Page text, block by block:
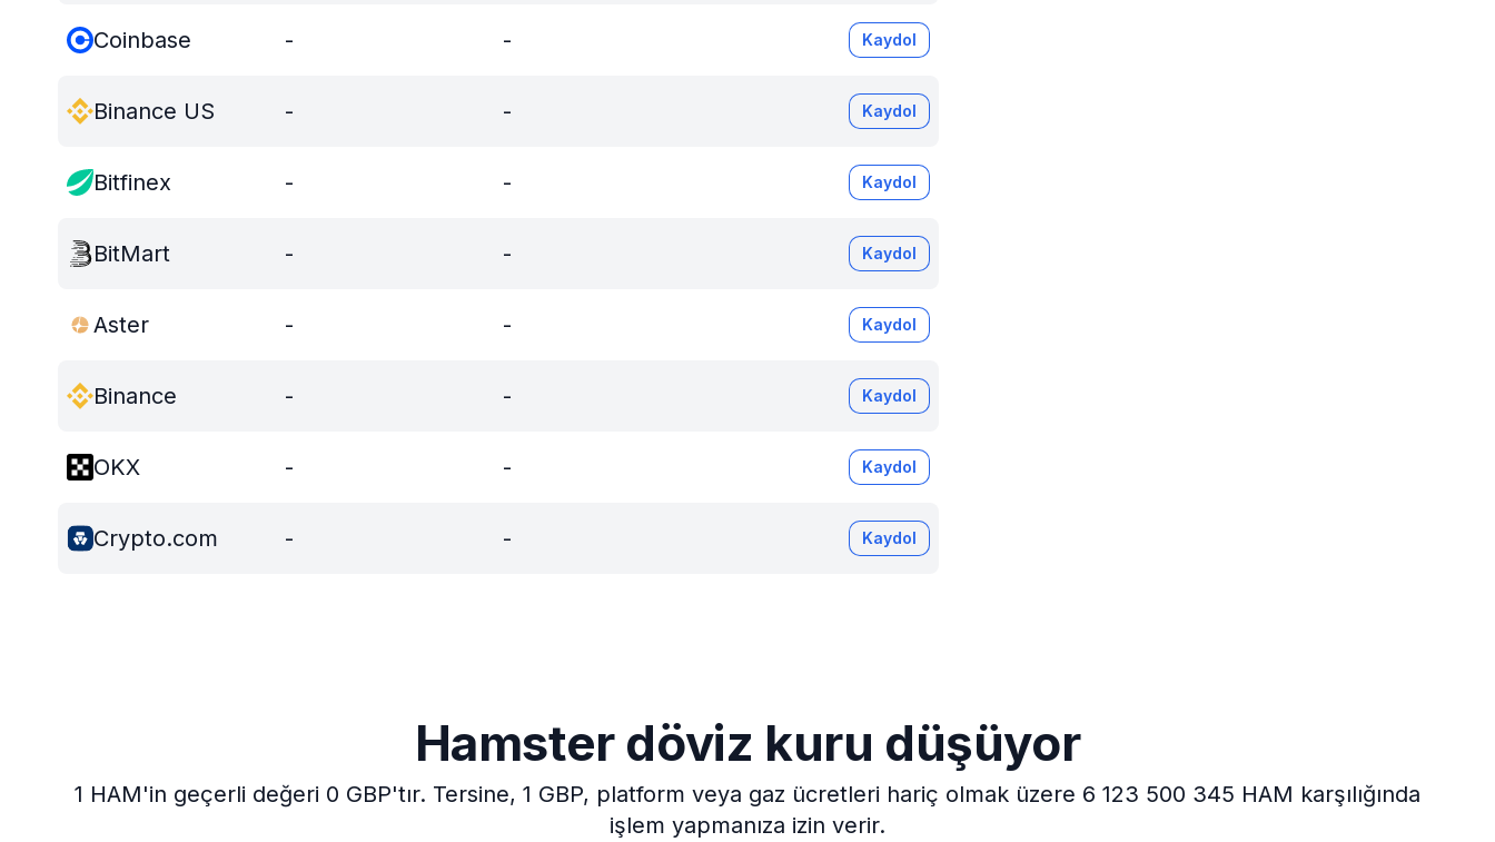
Coinbase - - Kaydol
Binance US - - Kaydol
Bitfinex - - Kaydol
BitMart - - Kaydol
Aster - - Kaydol
Binance - - Kaydol
OKX - - Kaydol
Crypto.com - - Kaydol
Hamster döviz kuru düşüyor
1 HAM'in geçerli değeri 0 GBP'tır. Tersine, 1 GBP, platform veya gaz ücretleri hariç olmak üzere 6 123 500 345 HAM karşılığında
işlem yapmanıza izin verir.